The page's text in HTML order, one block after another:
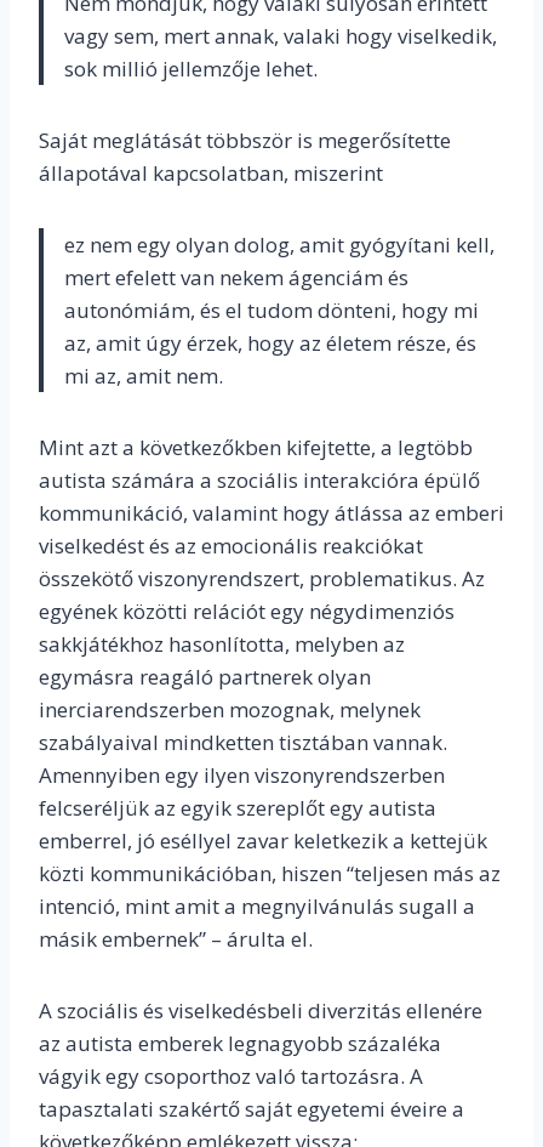
vagy sem, mert annak, valaki hogy viselkedik,
sok millió jellemzője lehet.
Saját meglátását többször is megerősítette
állapotával kapcsolatban, miszerint
ez nem egy olyan dolog, amit gyógyítani kell,
mert efelett van nekem ágenciám és
autonómiám, és el tudom dönteni, hogy mi
az, amit úgy érzek, hogy az életem része, és
mi az, amit nem.
Mint azt a következőkben kifejtette, a legtöbb
autista számára a szociális interakcióra épülő
kommunikáció, valamint hogy átlássa az emberi
viselkedést és az emocionális reakciókat
összekötő viszonyrendszert, problematikus. Az
egyének közötti relációt egy négydimenziós
sakkjátékhoz hasonlította, melyben az
egymásra reagáló partnerek olyan
inerciarendszerben mozognak, melynek
szabályaival mindketten tisztában vannak.
Amennyiben egy ilyen viszonyrendszerben
felcseréljük az egyik szereplőt egy autista
emberrel, jó eséllyel zavar keletkezik a kettejük
közti kommunikációban, hiszen “teljesen más az
intenció, mint amit a megnyilvánulás sugall a
másik embernek” – árulta el.
A szociális és viselkedésbeli diverzitás ellenére
az autista emberek legnagyobb százaléka
vágyik egy csoporthoz való tartozásra. A
tapasztalati szakértő saját egyetemi éveire a